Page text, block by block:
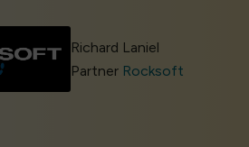
Richard Laniel
Partner Rocksoft